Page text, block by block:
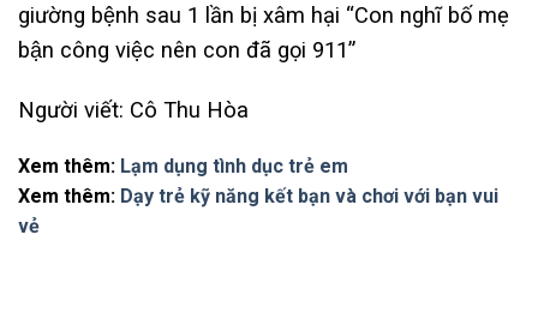
giường bệnh sau 1 lần bị xâm hại “Con nghĩ bố mẹ
bận công việc nên con đã gọi 911”
Người viết: Cô Thu Hòa
Xem thêm: Lạm dụng tình dục trẻ em
Xem thêm: Dạy trẻ kỹ năng kết bạn và chơi với bạn vui
vẻ